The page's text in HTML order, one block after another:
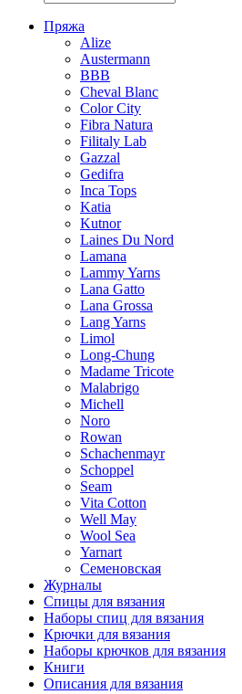
Пряжа
Alize
Austermann
BBB
Cheval Blanc
Color City
Fibra Natura
Filitaly Lab
Gazzal
Gedifra
Inca Tops
Katia
Kutnor
Laines Du Nord
Lamana
Lammy Yarns
Lana Gatto
Lana Grossa
Lang Yarns
Limol
Long-Chung
Madame Tricote
Malabrigo
Michell
Noro
Rowan
Schachenmayr
Schoppel
Seam
Vita Cotton
Well May
Wool Sea
Yarnart
Семеновская
Журналы
Спицы для вязания
Наборы спиц для вязания
Крючки для вязания
Наборы крючков для вязания
Книги
Описания для вязания